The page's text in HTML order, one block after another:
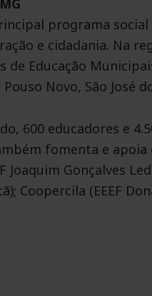
programa
e cidadania. Na
de Educação
Novo, São José
600 educadores e
fomenta e
Joaquim Gonçalves
Coopercila (EEEF